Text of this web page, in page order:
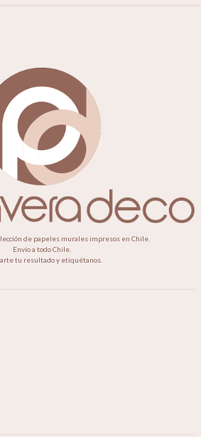
de papeles murales impresos en Chile.
Envío a todo Chile.
tu resultado y etiquétanos.